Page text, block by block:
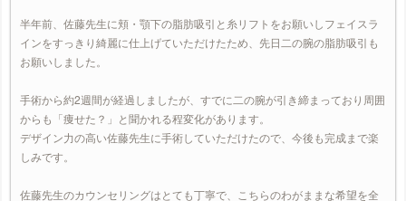
半年前、佐藤先生に頬・顎下の脂肪吸引と糸リフトをお願いしフェイスラ
インをすっきり綺麗に仕上げていただけたため、先日二の腕の脂肪吸引も
お願いしました。
手術から約2週間が経過しましたが、すでに二の腕が引き締まっており周囲
からも「痩せた？」と聞かれる程変化があります。
デザイン力の高い佐藤先生に手術していただけたので、今後も完成まで楽
しみです。
佐藤先生のカウンセリングはとても丁寧で、こちらのわがままな希望を全